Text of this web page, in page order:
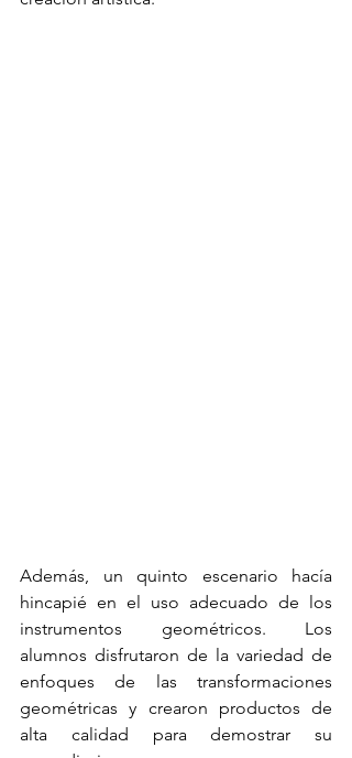
Además, un quinto escenario hacía
hincapié en el uso adecuado de los
instrumentos geométricos. Los
alumnos disfrutaron de la variedad de
enfoques de las transformaciones
geométricas y crearon productos de
alta calidad para demostrar su